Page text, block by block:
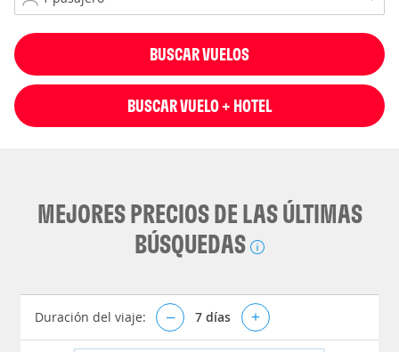
BUSCAR VUELOS
BUSCAR VUELO + HOTEL
MEJORES PRECIOS DE LAS ÚLTIMAS
BÚSQUEDAS
Duración del viaje: – 7 días +